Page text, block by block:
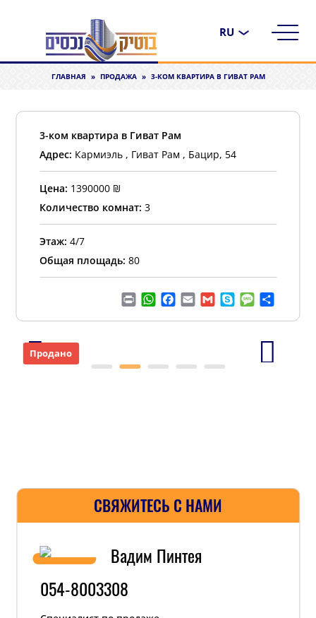
Выбрать
ГЛАВНАЯ » ПРОДАЖА » 3-КОМ КВАРТИРА В ГИВАТ РАМ
3-ком квартира в Гиват Рам
Адрес: Кармиэль , Гиват Рам , Бацир, 54
Цена: 1390000 ₪
Количество комнат: 3
Этаж: 4/7
Общая площадь: 80
PrintWhatsApp
Facebook
EmailGmailSkypeMessage
Продано
СВЯЖИТЕСЬ С НАМИ
Вадим Пинтея
054-8003308